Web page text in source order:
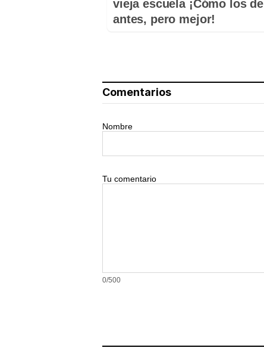
vieja escuela ¡Cómo los de
antes, pero mejor!
Comentarios
Nombre
Tu comentario
0/500